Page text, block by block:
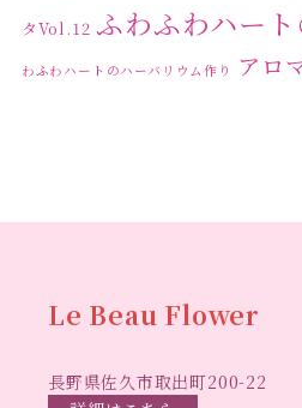
タVol.12 ふわふわハー
わふわハートのハーバリウム作り
アロ
リウムレッスン
スハート
Le Beau Flower
長野県佐久市取出町200-22